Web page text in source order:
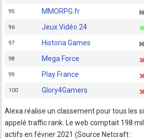
95 MMORPG.fr
96 Jeux Vidéo 24
97 Historia Games
98 Mega Force
99 Play France
100 Glory4Gamers
Alexa réalise un classement pour tous les
appelé traffic rank. Le web comptait 198
actifs en février 2021 (Source Netcraft :